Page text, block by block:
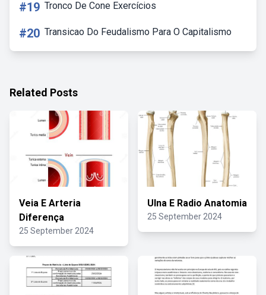
#19 Tronco De Cone Exercícios
#20 Transicao Do Feudalismo Para O Capitalismo
Related Posts
Veia E Arteria
Diferença
25 September 2024
Ulna E Radio Anatomia
25 September 2024